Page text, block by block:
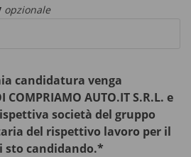
opzionale
candidatura venga
AUTO.IT S.R.L. e
società del gruppo
del rispettivo lavoro per il
sto candidando.*